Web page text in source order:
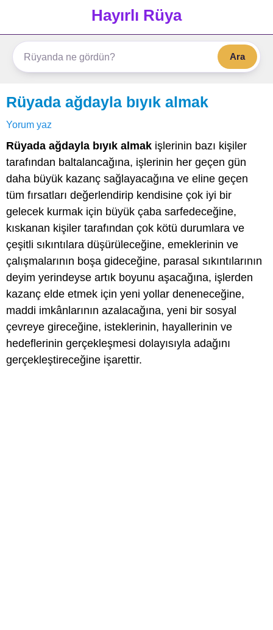
Hayırlı Rüya
Ara
Rüyada ağdayla bıyık almak
Yorum yaz
Rüyada ağdayla bıyık almak işlerinin bazı kişiler
tarafından baltalancağına, işlerinin her geçen gün
daha büyük kazanç sağlayacağına ve eline geçen
tüm fırsatları değerlendirip kendisine çok iyi bir
gelecek kurmak için büyük çaba sarfedeceğine,
kıskanan kişiler tarafından çok kötü durumlara ve
çeşitli sıkıntılara düşürüleceğine, emeklerinin ve
çalışmalarının boşa gideceğine, parasal sıkıntılarının
deyim yerindeyse artık boyunu aşacağına, işlerden
kazanç elde etmek için yeni yollar deneneceğine,
maddi imkânlarının azalacağına, yeni bir sosyal
çevreye gireceğine, isteklerinin, hayallerinin ve
hedeflerinin gerçekleşmesi dolayısıyla adağını
gerçekleştireceğine işarettir.